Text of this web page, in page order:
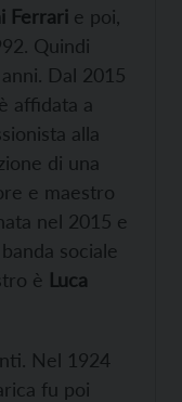
Ferrari e poi,
Quindi
Dal 2015
affidata a
alla
di una
e maestro
nel 2015 e
sociale
è Luca
Nel 1924
fu poi